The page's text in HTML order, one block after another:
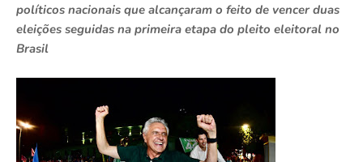
políticos nacionais que alcançaram o feito de vencer duas
eleições seguidas na primeira etapa do pleito eleitoral no
Brasil